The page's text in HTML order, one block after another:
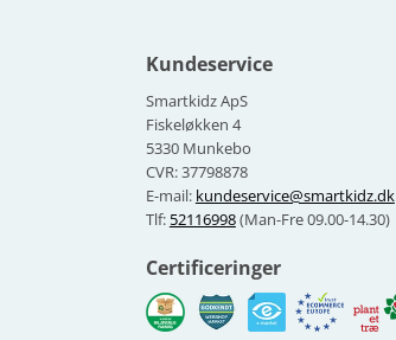
Kundeservice
Smartkidz ApS
Fiskeløkken 4
5330 Munkebo
CVR: 37798878
E-mail: kundeservice@smartkidz.dk
Tlf: 52116998(Man-Fre 09.00-14.30)
Certificeringer